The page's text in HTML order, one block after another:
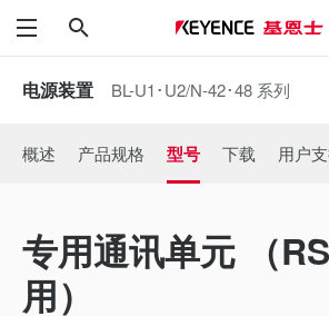
菜单
电源装置 BL-U1･U2/N-42･48 系列
概述 产品规格 型号 下载 用户
专用通讯单元 （
用）